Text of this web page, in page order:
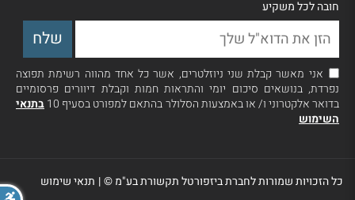
חובה לכל משקיע
אני מאשר קבלת שני ניוזלטרים, אשר כל אחד מהווה רשימת תפוצה
נפרדת, בנושאים סיכום יומי והתראות חמות וקבלת דיוורים פרסומיים
בדואר אלקטרוני ו/ או באמצעות הסלולר בהתאם למפורט בסעיף 10
בתנאי
השימוש
כל הזכויות שמורות לחברת ביזפורטל תקשורת בע"מ ©| תנאי שימוש